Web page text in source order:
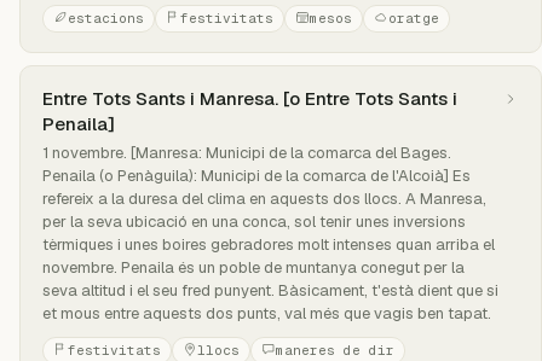
estacions festivitats mesos oratge
Entre Tots Sants i Manresa. [o Entre Tots Sants i
Penaila]
1 novembre. [Manresa: Municipi de la comarca del Bages.
Penaila (o Penàguila): Municipi de la comarca de l'Alcoià] Es
refereix a la duresa del clima en aquests dos llocs. A Manresa,
per la seva ubicació en una conca, sol tenir unes inversions
tèrmiques i unes boires gebradores molt intenses quan arriba el
novembre. Penaila és un poble de muntanya conegut per la
seva altitud i el seu fred punyent. Bàsicament, t'està dient que si
et mous entre aquests dos punts, val més que vagis ben tapat.
festivitats llocs maneres de dir